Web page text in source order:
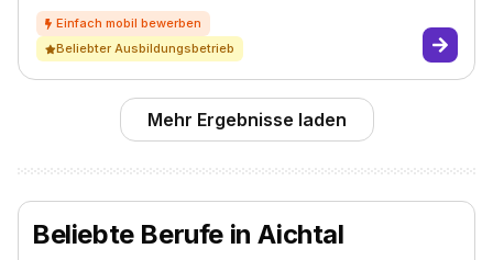
Beliebter Ausbildungsbetrieb
Mehr Ergebnisse laden
Beliebte Berufe in Aichtal